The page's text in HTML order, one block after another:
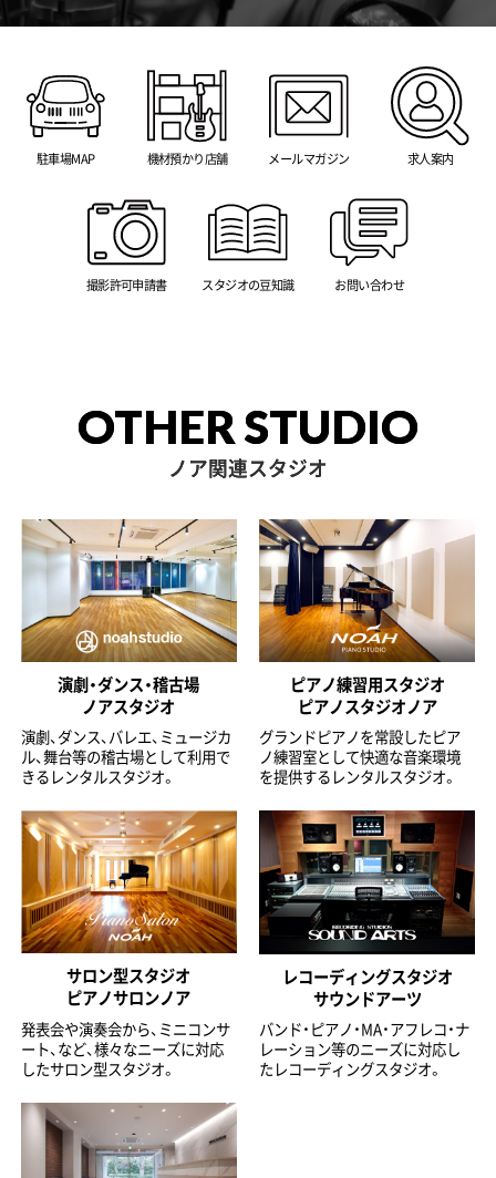
駐車場MAP 機材預かり店舗 メールマガジン 求人案内
撮影許可申請書 スタジオの豆知識 お問い合わせ
OTHER STUDIO
ノア関連スタジオ
演劇・ダンス・稽古場
ノアスタジオ
演劇、ダンス、バレエ、ミュージカ
ル、舞台等の稽古場として利用で
きるレンタルスタジオ。
ピアノ練習用スタジオ
ピアノスタジオノア
グランドピアノを常設したピア
ノ練習室として快適な音楽環境
を提供するレンタルスタジオ。
サロン型スタジオ
ピアノサロンノア
発表会や演奏会から、ミニコンサ
ート、など、様々なニーズに対応
したサロン型スタジオ。
レコーディングスタジオ
サウンドアーツ
バンド・ピアノ・MA・アフレコ・ナ
レーション等のニーズに対応し
たレコーディングスタジオ。